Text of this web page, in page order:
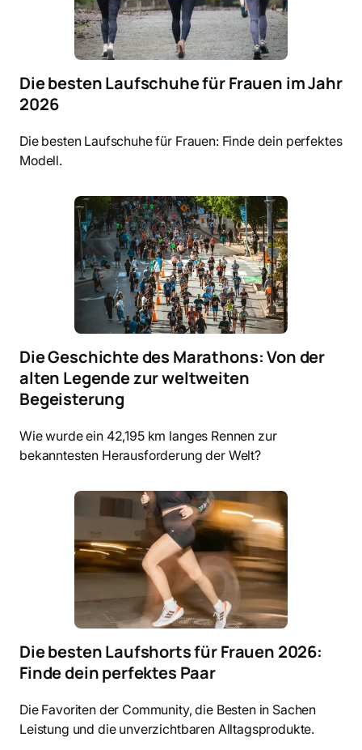
Die besten Laufschuhe für Frauen im Jahr
2026
Die besten Laufschuhe für Frauen: Finde dein perfektes
Modell.
Die Geschichte des Marathons: Von der
alten Legende zur weltweiten
Begeisterung
Wie wurde ein 42,195 km langes Rennen zur
bekanntesten Herausforderung der Welt?
Die besten Laufshorts für Frauen 2026:
Finde dein perfektes Paar
Die Favoriten der Community, die Besten in Sachen
Leistung und die unverzichtbaren Alltagsprodukte.